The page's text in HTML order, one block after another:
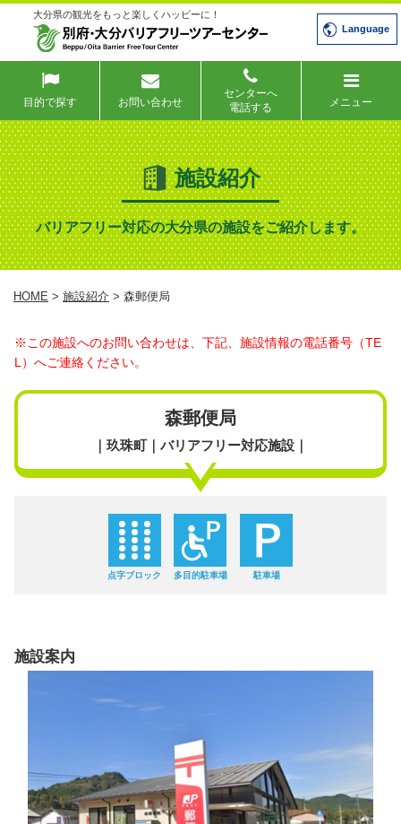
大分県の観光をもっと楽しくハッピーに！
Language
目的で探す お問い合わせ
センターへ
電話する
メニュー
施設紹介
バリアフリー対応の大分県の施設をご紹介します。
HOME > 施設紹介 > 森郵便局
※この施設へのお問い合わせは、下記、施設情報の電話番号（TE
L）へご連絡ください。
森郵便局
｜玖珠町｜バリアフリー対応施設｜
点字ブロック 多目的駐車場 駐車場
施設案内